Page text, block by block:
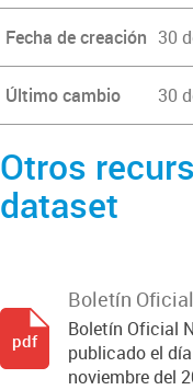
Fecha de creación 30
Último cambio 30
Otros
dataset
Boletín
Boletín Oficial
publicado el
noviembre del
pdf